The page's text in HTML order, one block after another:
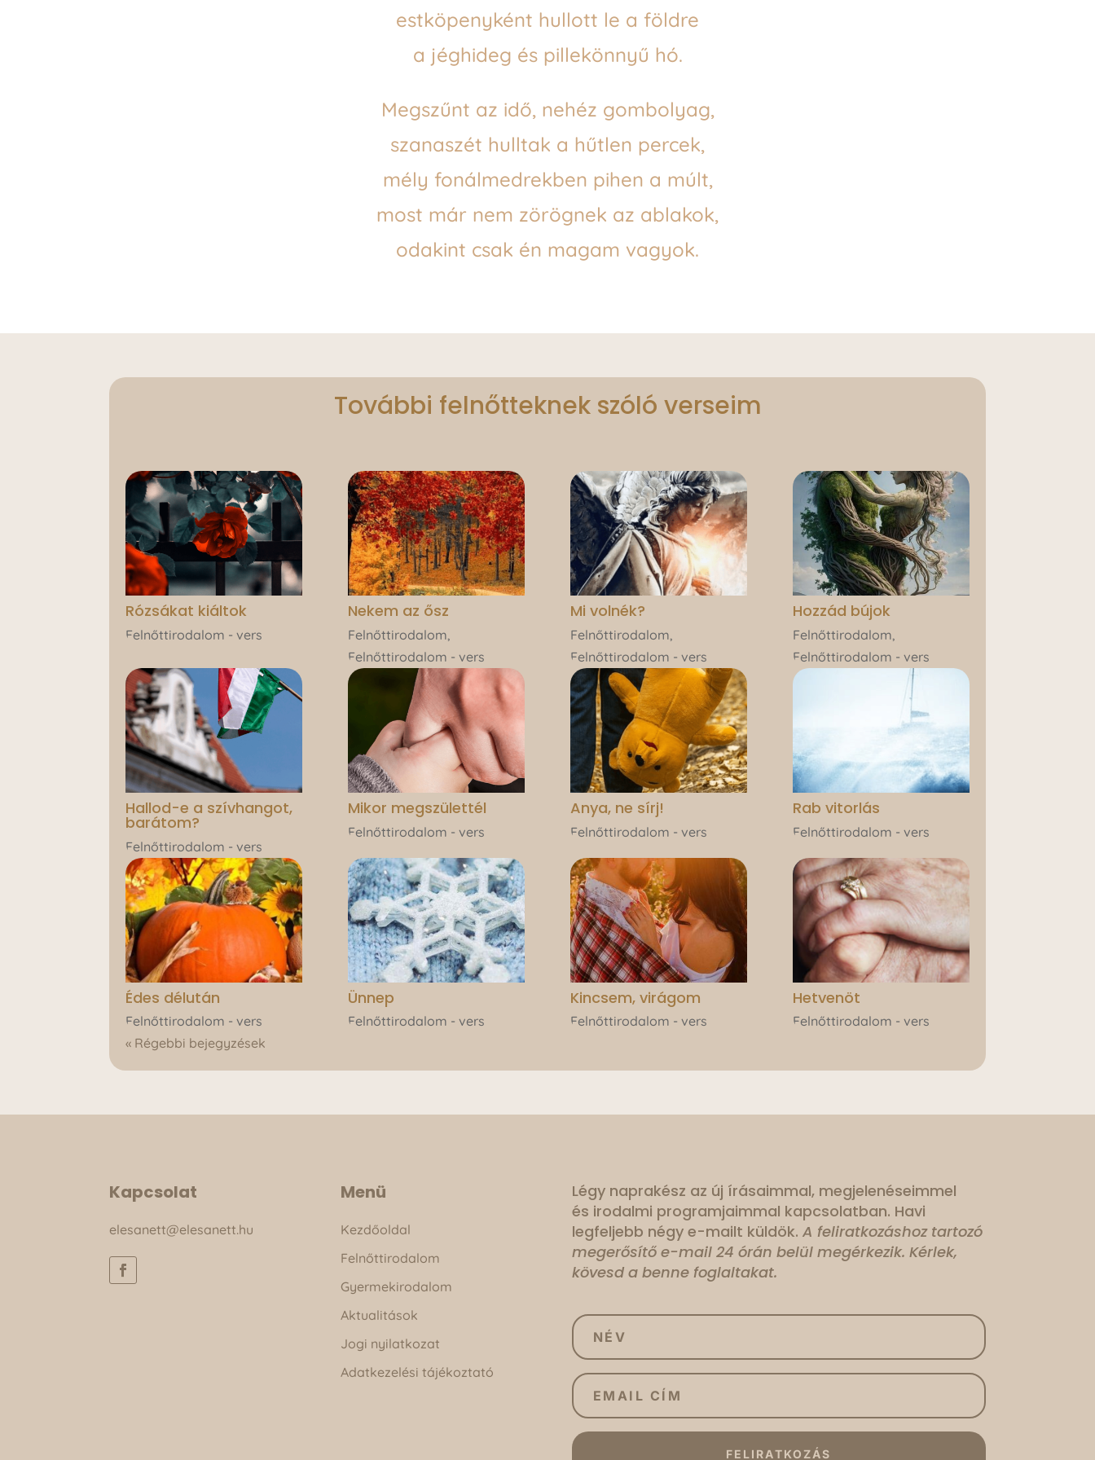
estköpenyként hullott le a földre
a jéghideg és pillekönnyű hó.
Megszűnt az idő, nehéz gombolyag,
szanaszét hulltak a hűtlen percek,
mély fonálmedrekben pihen a múlt,
most már nem zörögnek az ablakok,
odakint csak én magam vagyok.
További felnőtteknek szóló verseim
Rózsákat kiáltok
Felnőttirodalom - vers
Nekem az ősz
Felnőttirodalom,
Felnőttirodalom - vers
Mi volnék?
Felnőttirodalom,
Felnőttirodalom - vers
Hozzád bújok
Felnőttirodalom,
Felnőttirodalom - vers
Hallod-e a szívhangot,
barátom?
Felnőttirodalom - vers
Mikor megszülettél
Felnőttirodalom - vers
Anya, ne sírj!
Felnőttirodalom - vers
Rab vitorlás
Felnőttirodalom - vers
Édes délután
Felnőttirodalom - vers
Ünnep
Felnőttirodalom - vers
Kincsem, virágom
Felnőttirodalom - vers
Hetvenöt
Felnőttirodalom - vers
« Régebbi bejegyzések
Kapcsolat
elesanett@elesanett.hu
Menü
Kezdőoldal
Felnőttirodalom
Gyermekirodalom
Aktualitások
Jogi nyilatkozat
Adatkezelési tájékoztató
Légy naprakész az új írásaimmal, megjelenéseimmel
és irodalmi programjaimmal kapcsolatban. Havi
legfeljebb négy e-mailt küldök. A feliratkozáshoz tartozó
megerősítő e-mail 24 órán belül megérkezik. Kérlek,
kövesd a benne foglaltakat.
FELIRATKOZÁS